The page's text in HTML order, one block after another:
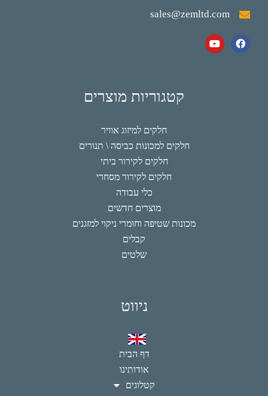
sales@zemltd.com
קטגוריות מוצרים
חלקים למיזוג אוויר
חלקים למכונות כביסה \ תנורים
חלקים לקירור ביתי
חלקים לקירור מסחרי
כלי עבודה
מוצרים חדשים
מכונות שטיפה וחומרי ניקוי למזגנים
קבלים
שלטים
ניווט
דף הבית
אודותינו
קטלוגים